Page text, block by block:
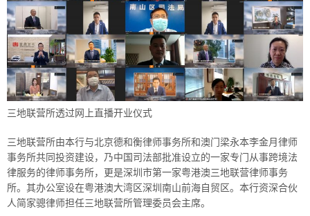
三地联营所透过网上直播开业仪式
三地联营所由本行与北京德和衡律师事务所和澳门梁永本李金月律师
事务所共同投资建设，乃中国司法部批准设立的一家专门从事跨境法
律服务的律师事务所，更是深圳市第一家粤港澳三地联营律师事务
所。其办公室设在粤港澳大湾区深圳南山前海自贸区。本行资深合伙
人简家骢律师担任三地联营所管理委员会主席。